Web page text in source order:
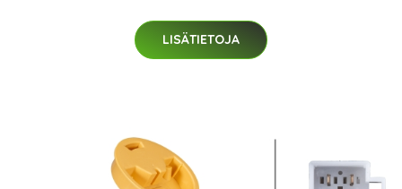
LISÄTIETOJA